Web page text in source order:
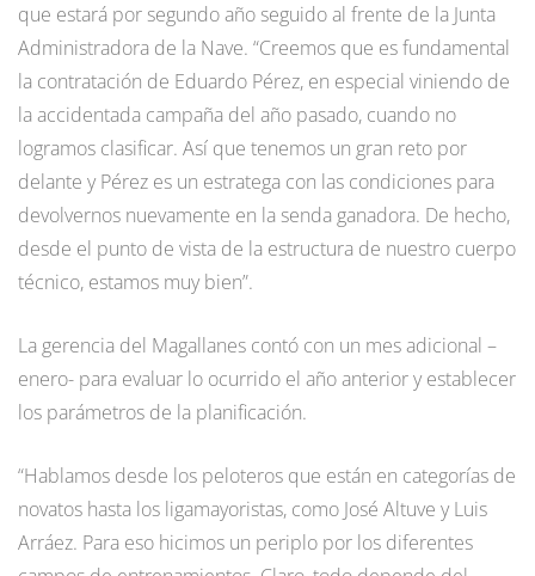
que estará por segundo año seguido al frente de la Junta
Administradora de la Nave. “Creemos que es fundamental
la contratación de Eduardo Pérez, en especial viniendo de
la accidentada campaña del año pasado, cuando no
logramos clasificar. Así que tenemos un gran reto por
delante y Pérez es un estratega con las condiciones para
devolvernos nuevamente en la senda ganadora. De hecho,
desde el punto de vista de la estructura de nuestro cuerpo
técnico, estamos muy bien”.
La gerencia del Magallanes contó con un mes adicional –
enero- para evaluar lo ocurrido el año anterior y establecer
los parámetros de la planificación.
“Hablamos desde los peloteros que están en categorías de
novatos hasta los ligamayoristas, como José Altuve y Luis
Arráez. Para eso hicimos un periplo por los diferentes